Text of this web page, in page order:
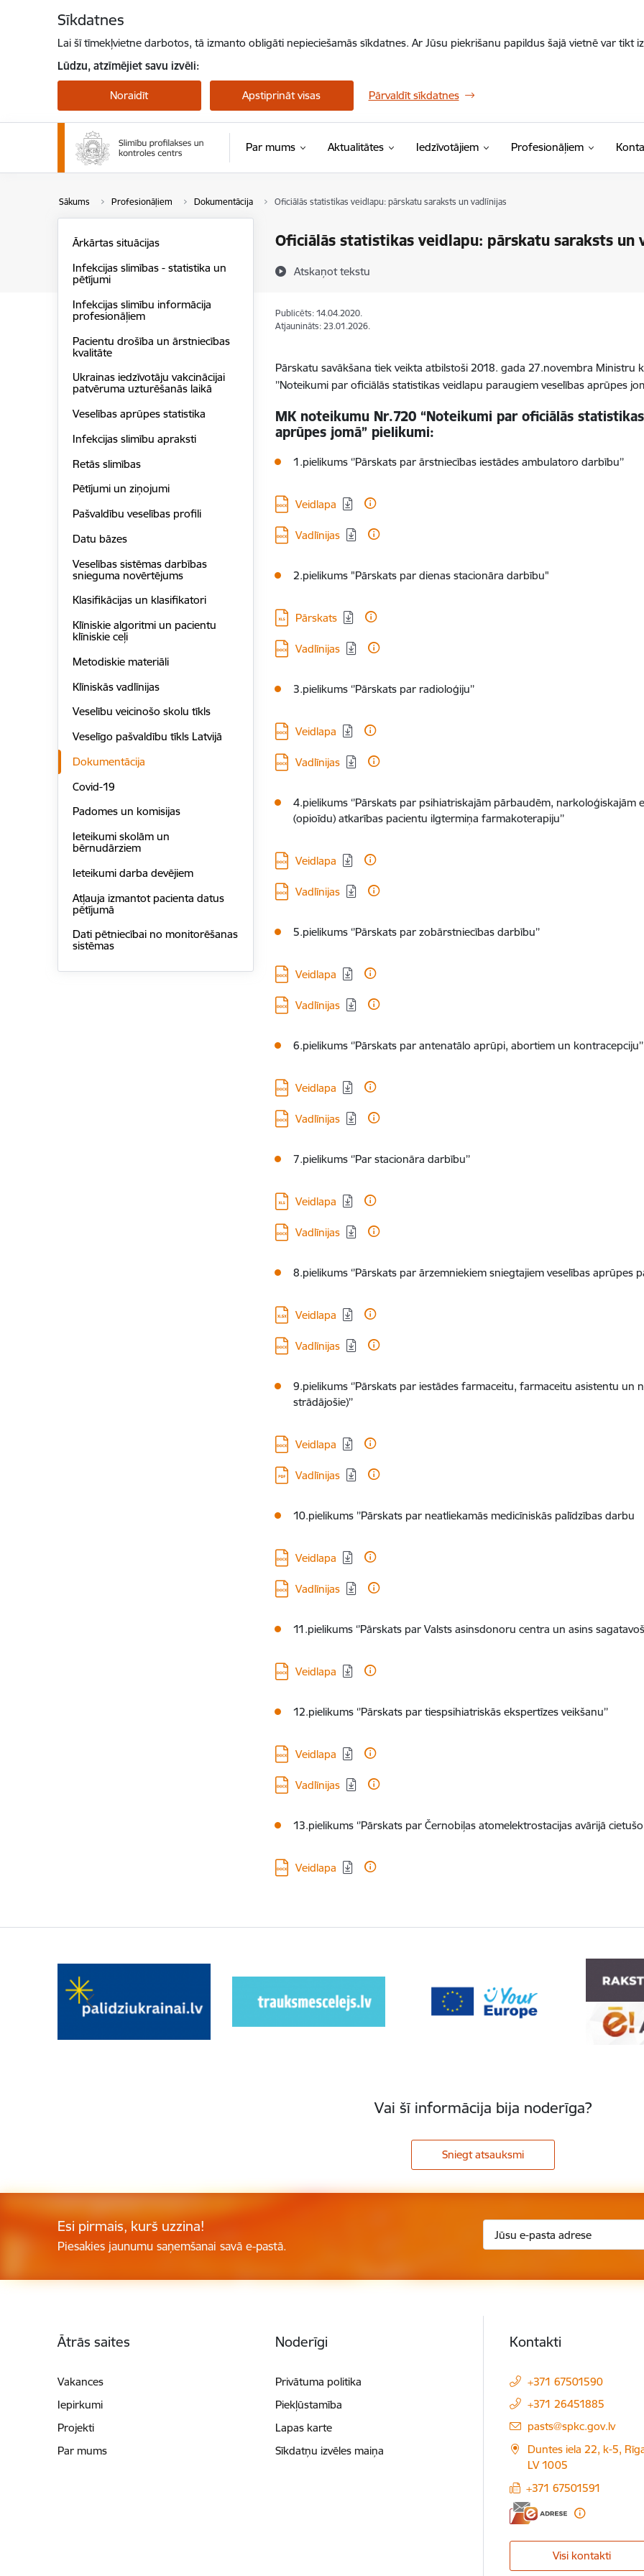
Sīkdatnes
Lai šī tīmekļvietne darbotos, tā izmanto obligāti nepieciešamās sīkdatnes. Ar Jūsu piekrišanu papildus šajā vietnē var tikt
Lūdzu, atzīmējiet savu izvēli:
Noraidīt Apstiprināt visas Pārvaldīt sīkdatnes
Par mums Aktualitātes Iedzīvotājiem Profesionāļiem
Pērtiķu bakas
Sākums Profesionāļiem Dokumentācija Oficiālās statistikas veidlapu: pārskatu saraksts un vadlīnijas
Oficiālās statistikas veidlapu: pārskatu saraksts un
Atskaņot tekstu
Ārkārtas situācijas
Infekcijas slimības - statistika un
pētījumi
Infekcijas slimību informācija
profesionāļiem
Pacientu drošība un ārstniecības
kvalitāte
Ukrainas iedzīvotāju vakcinācijai
patvēruma uzturēšanās laikā
Veselības aprūpes statistika
Infekcijas slimību apraksti
Retās slimības
Pētījumi un ziņojumi
Pašvaldību veselības profili
Datu bāzes
Veselības sistēmas darbības
snieguma novērtējums
Klasifikācijas un klasifikatori
Klīniskie algoritmi un pacientu
klīniskie ceļi
Metodiskie materiāli
Klīniskās vadlīnijas
Veselību veicinošo skolu tīkls
Veselīgo pašvaldību tīkls Latvijā
Dokumentācija
Covid-19
Padomes un komisijas
Ieteikumi skolām un
bērnudārziem
Ieteikumi darba devējiem
Atļauja izmantot pacienta datus
pētījumā
Dati pētniecībai no monitorēšanas
sistēmas
Publicēts: 14.04.2020.
Atjaunināts: 23.01.2026.
Pārskatu savākšana tiek veikta atbilstoši 2018. gada 27.novembra Ministru
’’Noteikumi par oficiālās statistikas veidlapu paraugiem veselības aprūpes
MK noteikumu Nr.720 “Noteikumi par oficiālās
aprūpes jomā” pielikumi:
1.pielikums ‘’Pārskats par ārstniecības iestādes ambulatoro darbību’’
Lejupielādēt:
Veidlapa
Lejupielādēt:
Vadlīnijas
2.pielikums "Pārskats par dienas stacionāra darbību"
Lejupielādēt:
Pārskats
Lejupielādēt:
Vadlīnijas
3.pielikums ‘’Pārskats par radioloģiju’’
Lejupielādēt:
Veidlapa
Lejupielādēt:
Vadlīnijas
4.pielikums ‘’Pārskats par psihiatriskajām pārbaudēm,
(opioīdu) atkarības pacientu ilgtermiņa farmakoterapiju’’
Lejupielādēt:
Veidlapa
Lejupielādēt:
Vadlīnijas
5.pielikums ‘’Pārskats par zobārstniecības darbību’’
Lejupielādēt:
Veidlapa
Lejupielādēt:
Vadlīnijas
6.pielikums ‘’Pārskats par antenatālo aprūpi, abortiem un kontracepciju’’
Lejupielādēt:
Veidlapa
Lejupielādēt:
Vadlīnijas
7.pielikums ‘’Par stacionāra darbību’’
Lejupielādēt:
Veidlapa
Lejupielādēt:
Vadlīnijas
8.pielikums ‘’Pārskats par ārzemniekiem sniegtajiem veselības aprūpes
Lejupielādēt:
Veidlapa
Lejupielādēt:
Vadlīnijas
9.pielikums ‘’Pārskats par iestādes farmaceitu, farmaceitu asistentu un
strādājošie)’’
Lejupielādēt:
Veidlapa
Lejupielādēt:
Vadlīnijas
10.pielikums ’’Pārskats par neatliekamās medicīniskās palīdzības darbu
Lejupielādēt:
Veidlapa
Lejupielādēt:
Vadlīnijas
11.pielikums ‘’Pārskats par Valsts asinsdonoru centra un asins
Lejupielādēt:
Veidlapa
12.pielikums ‘’Pārskats par tiespsihiatriskās ekspertīzes veikšanu’’
Lejupielādēt:
Veidlapa
Lejupielādēt:
Vadlīnijas
13.pielikums ‘’Pārskats par Černobiļas atomelektrostacijas avārijā
Lejupielādēt:
Veidlapa
Vai šī informācija bija noderīga?
Sniegt atsauksmi
Esi pirmais, kurš uzzina!
Piesakies jaunumu saņemšanai savā e-pastā.
Ātrās saites
Vakances
Iepirkumi
Projekti
Par mums
Noderīgi
Privātuma politika
Piekļūstamība
Lapas karte
Sīkdatņu izvēles maiņa
Kontakti
+371 67501590
+371 26451885
E-pasts:
pasts@spkc.gov.lv
Duntes iela 22, k-5,
LV 1005
+371 67501591
Visi kontakti